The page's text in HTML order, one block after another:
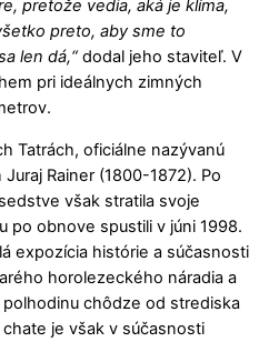
pretože vedia, aká je klíma,
preto, aby sme to
len dá,“dodal jeho staviteľ. V
pri ideálnych zimných
Tatrách, oficiálne nazývanú
Rainer (1800-1872). Po
však stratila svoje
po obnove spustili v júni 1998.
expozícia histórie a súčasnosti
horolezeckého náradia a
chôdze od strediska
je však v súčasnosti